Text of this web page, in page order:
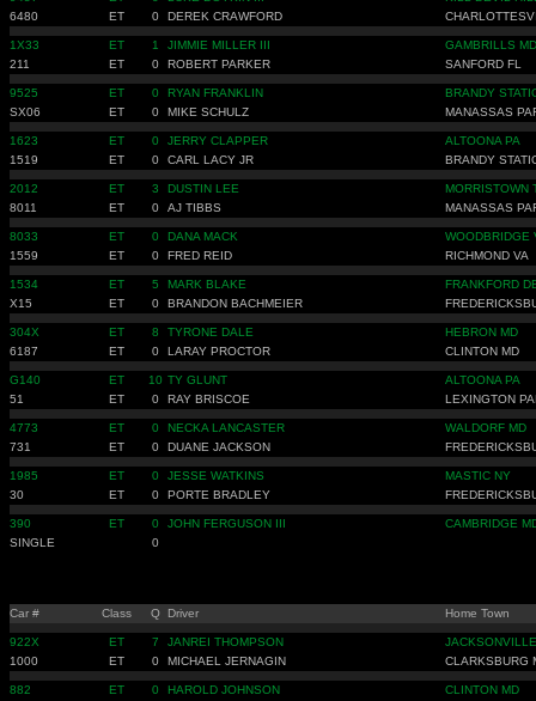
6480
ET 0 DEREK CRAWFORD
1X33 ET 1 JIMMIE MILLER III
GAMBRILLS MD
211
ET 0 ROBERT PARKER SANFORD FL
9525 ET 0 RYAN FRANKLIN
BRANDY
SX06
ET 0 MIKE SCHULZ MANASSAS
1623 ET 0 JERRY CLAPPER
ALTOONA PA
1519
ET 0 CARL LACY JR BRANDY
2012 ET 3 DUSTIN LEE
MORRISTOWN
8011
ET 0 AJ TIBBS MANASSAS
8033 ET 0 DANA MACK
WOODBRIDGE
1559
ET 0 FRED REID RICHMOND VA
1534 ET 5 MARK BLAKE
FRANKFORD
X15
ET 0 BRANDON BACHMEIER
304X ET 8 TYRONE DALE
HEBRON MD
6187
ET 0 LARAY PROCTOR CLINTON MD
G140 ET 10 TY GLUNT
ALTOONA PA
51
ET 0 RAY BRISCOE LEXINGTON
4773 ET 0 NECKA LANCASTER
WALDORF MD
731
ET 0 DUANE JACKSON
1985 ET 0 JESSE WATKINS
MASTIC NY
30
ET 0 PORTE BRADLEY
390 ET 0 JOHN FERGUSON III
CAMBRIDGE
SINGLE
0
Car # Class Q Driver Home Town
922X ET 7 JANREI THOMPSON
1000
ET 0 MICHAEL JERNAGIN CLARKSBURG
882 ET 0 HAROLD JOHNSON CLINTON MD